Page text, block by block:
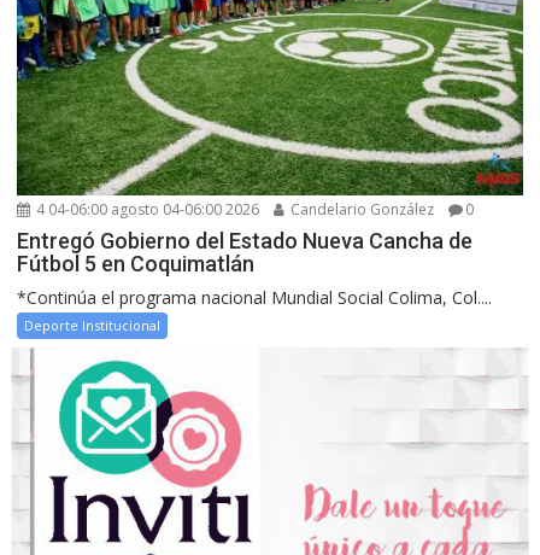
4 04-06:00 agosto 04-06:00 2026 Candelario González 0
Entregó Gobierno del Estado Nueva Cancha de
Fútbol 5 en Coquimatlán
*Continúa el programa nacional Mundial Social Colima, Col....
Deporte Institucional